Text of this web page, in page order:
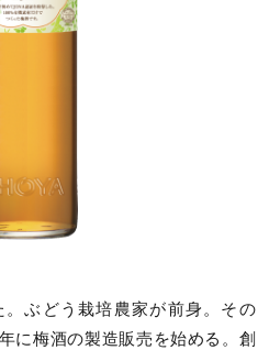
。ぶどう栽培農家が前身。その
に梅酒の製造販売を始める。創